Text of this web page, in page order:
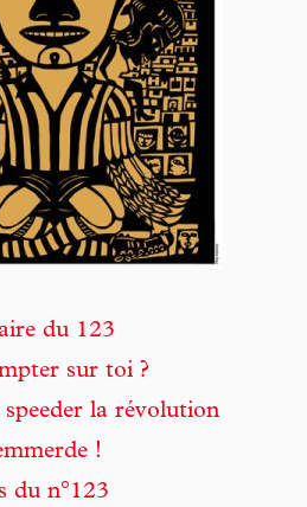
du 123
sur toi ?
la révolution
!
du n°123